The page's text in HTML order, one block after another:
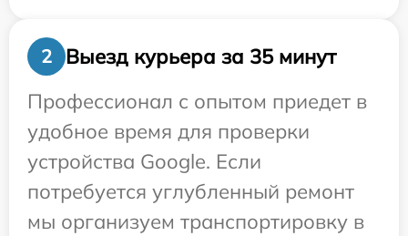
2
Выезд курьера за 35 минут
Профессионал с опытом приедет в
удобное время для проверки
устройства Google. Если
потребуется углубленный ремонт
мы организуем транспортировку в